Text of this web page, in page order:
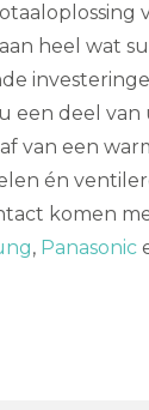
heel wat
een deel van
van een
én
komen
, Panasonic